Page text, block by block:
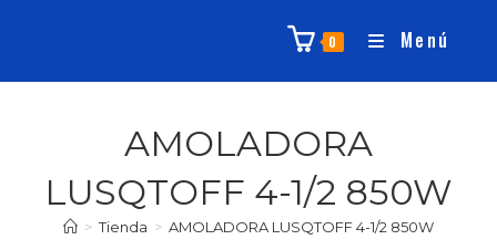
0 Menú
AMOLADORA
LUSQTOFF 4-1/2 850W
> Tienda > AMOLADORA LUSQTOFF 4-1/2 850W